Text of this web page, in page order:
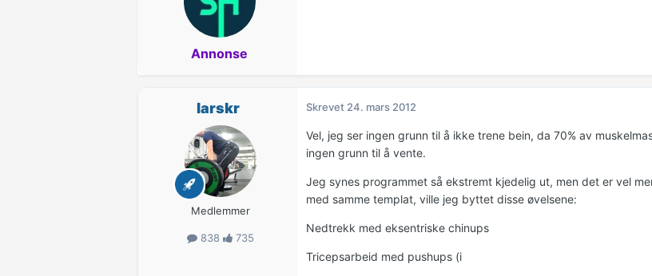
Annonse
larskr
Medlemmer
838 735
Skrevet 24. mars 2012
Vel, jeg ser ingen grunn til å ikke trene bein, da 70% av
ingen grunn til å vente.
Jeg synes programmet så ekstremt kjedelig ut, men det er vel
med samme templat, ville jeg byttet disse øvelsene:
Nedtrekk med eksentriske chinups
Tricepsarbeid med pushups (i